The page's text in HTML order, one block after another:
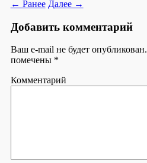
← Ранее Далее →
Добавить комментарий
Ваш e-mail не будет опубликован.
помечены *
Комментарий